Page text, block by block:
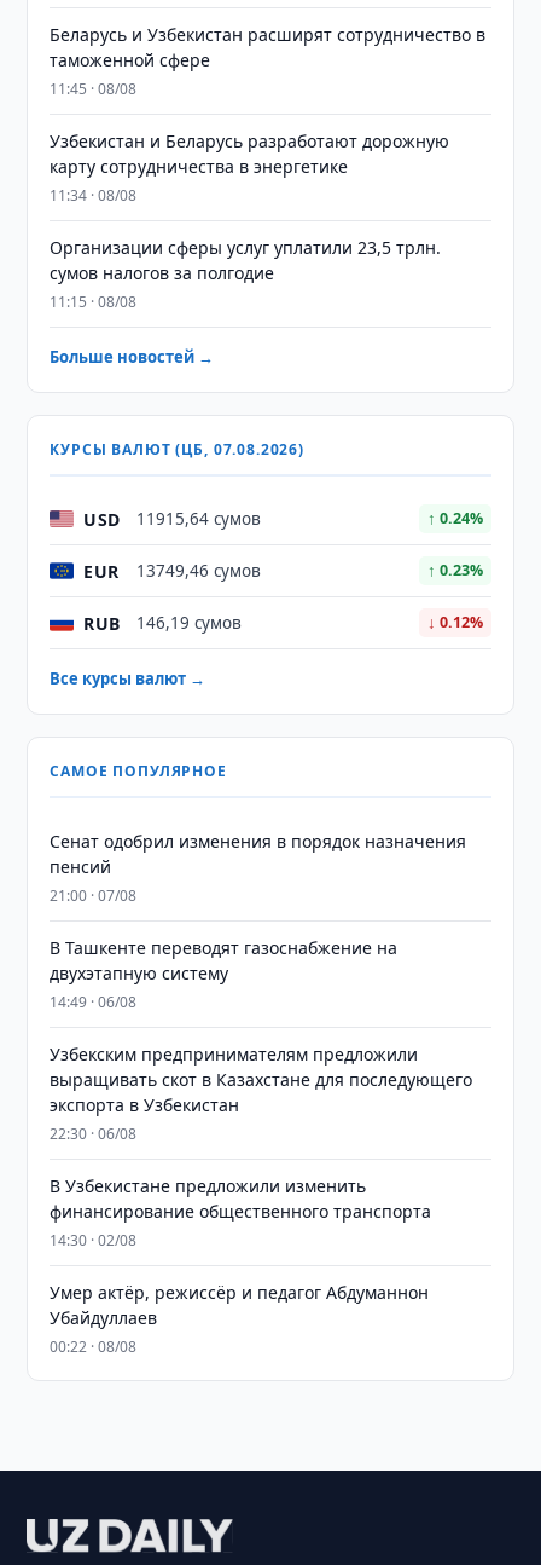
Беларусь и Узбекистан расширят сотрудничество в
таможенной сфере
11:45 · 08/08
Узбекистан и Беларусь разработают дорожную
карту сотрудничества в энергетике
11:34 · 08/08
Организации сферы услуг уплатили 23,5 трлн.
сумов налогов за полгодие
11:15 · 08/08
Больше новостей →
КУРСЫ ВАЛЮТ (ЦБ, 07.08.2026)
USD 11915,64 сумов ↑ 0.24%
EUR 13749,46 сумов ↑ 0.23%
RUB 146,19 сумов ↓ 0.12%
Все курсы валют →
САМОЕ ПОПУЛЯРНОЕ
Сенат одобрил изменения в порядок назначения
пенсий
21:00 · 07/08
В Ташкенте переводят газоснабжение на
двухэтапную систему
14:49 · 06/08
Узбекским предпринимателям предложили
выращивать скот в Казахстане для последующего
экспорта в Узбекистан
22:30 · 06/08
В Узбекистане предложили изменить
финансирование общественного транспорта
14:30 · 02/08
Умер актёр, режиссёр и педагог Абдуманнон
Убайдуллаев
00:22 · 08/08